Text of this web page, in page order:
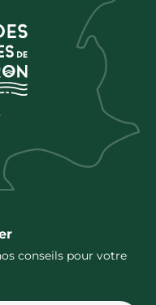
conseils pour votre